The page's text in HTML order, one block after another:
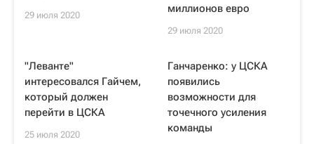
29 июля 2020
миллионов евро
29 июля 2020
"Леванте"
интересовался Гайчем,
который должен
перейти в ЦСКА
25 июля 2020
Ганчаренко: у ЦСКА
появились
возможности для
точечного усиления
команды